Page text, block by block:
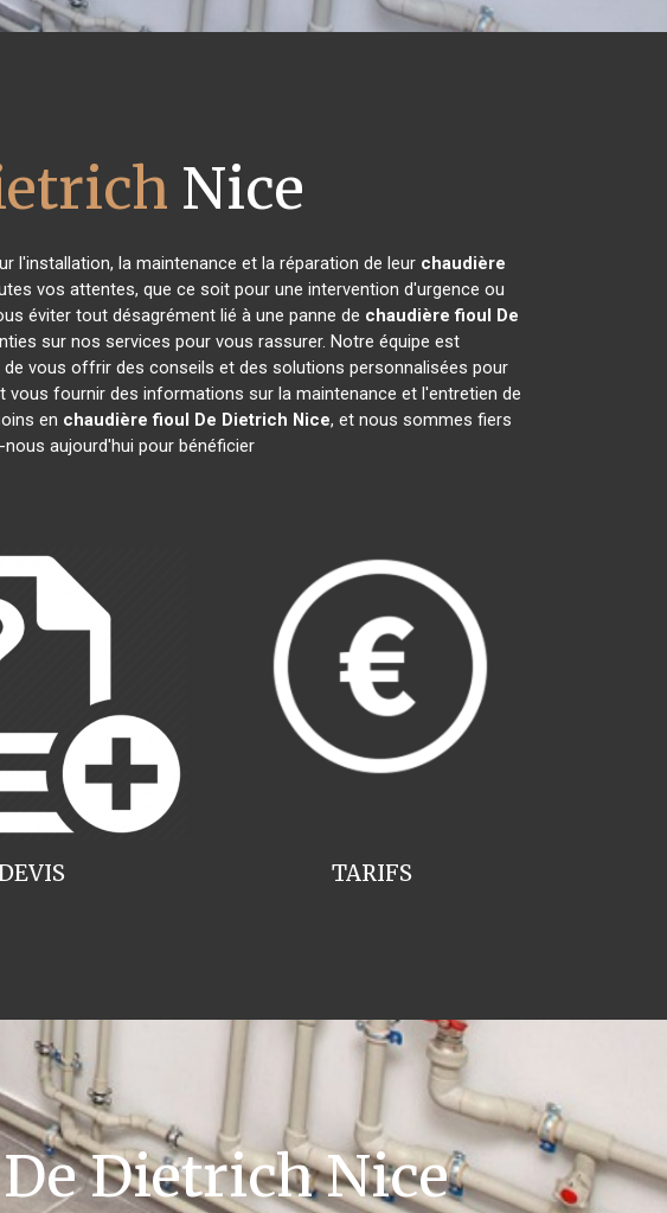
Nice
l'installation, la maintenance et la réparation de leur chaudière
vos attentes, que ce soit pour une intervention d'urgence ou
éviter tout désagrément lié à une panne de chaudière fioul De
sur nos services pour vous rassurer. Notre équipe est
de vous offrir des conseils et des solutions personnalisées pour
fournir des informations sur la maintenance et l'entretien de
en chaudière fioul De Dietrich Nice, et nous sommes fiers
aujourd'hui pour bénéficier
TARIFS
Dietrich Nice